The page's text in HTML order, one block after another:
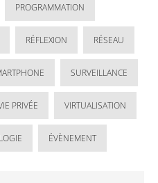
PROGRAMMATION
RÉFLEXION RÉSEAU
SURVEILLANCE
PRIVÉE VIRTUALISATION
ÉVÈNEMENT